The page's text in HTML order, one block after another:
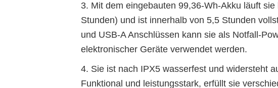
3. Mit dem eingebauten 99,36-Wh-Akku läuft
Stunden) und ist innerhalb von 5,5 Stunden
und USB-A Anschlüssen kann sie als Notfall-
elektronischer Geräte verwendet werden.
4. Sie ist nach IPX5 wasserfest und widersteht
Funktional und leistungsstark, erfüllt sie